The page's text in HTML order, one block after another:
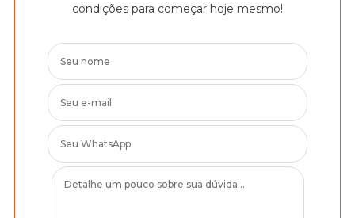
condições para começar hoje mesmo!